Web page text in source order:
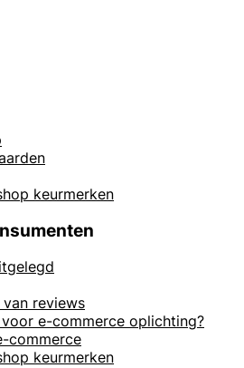
keurmerken
reviews
e-commerce oplichting?
commerce
keurmerken